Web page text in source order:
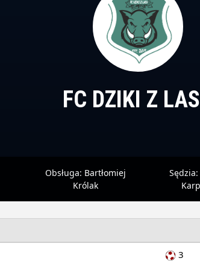
FC DZIKI Z
Obsługa: Bartłomiej
Królak
Sędzia:
3